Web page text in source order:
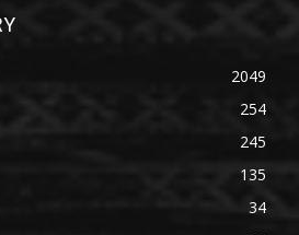
2049
254
245
135
34